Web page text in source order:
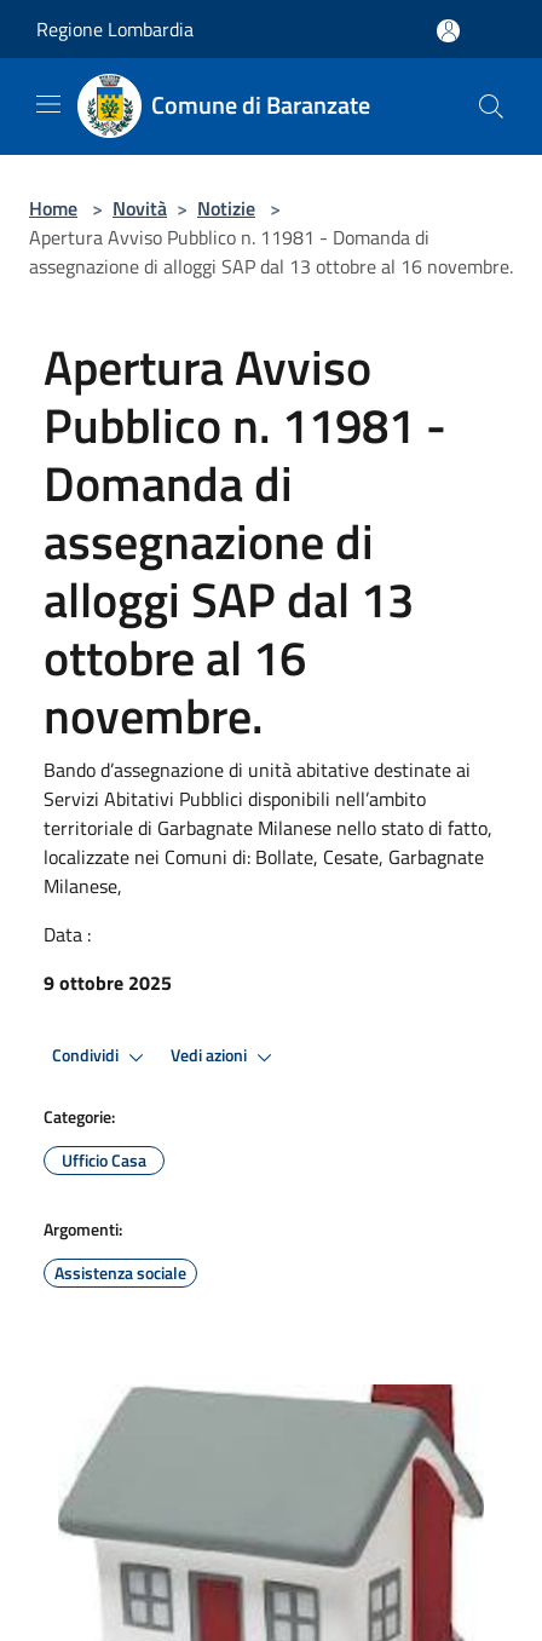
Regione Lombardia
Comune di Baranzate
Home > Novità > Notizie >
Apertura Avviso Pubblico n. 11981 - Domanda di
assegnazione di alloggi SAP dal 13 ottobre al 16 novembre.
Apertura Avviso
Pubblico n. 11981 -
Domanda di
assegnazione di
alloggi SAP dal 13
ottobre al 16
novembre.
Bando d’assegnazione di unità abitative destinate ai
Servizi Abitativi Pubblici disponibili nell’ambito
territoriale di Garbagnate Milanese nello stato di fatto,
localizzate nei Comuni di: Bollate, Cesate, Garbagnate
Milanese,
Data :
9 ottobre 2025
Condividi Vedi azioni
Categorie:
Ufficio Casa
Argomenti:
Assistenza sociale